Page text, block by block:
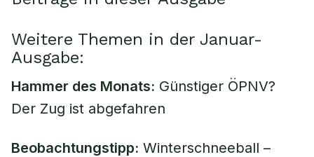
Weitere Themen in der Januar-
Ausgabe:
Hammer des Monats: Günstiger ÖPNV?
Der Zug ist abgefahren
Beobachtungstipp: Winterschneeball –